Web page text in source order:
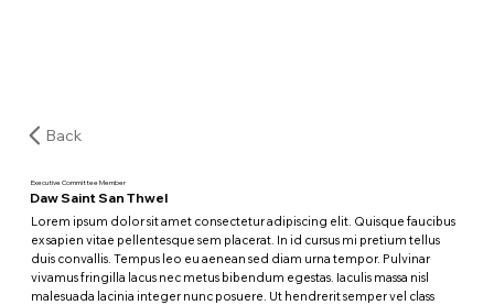
Back
Executive Committee Member
Daw Saint San Thwel
Lorem ipsum dolor sit amet consectetur adipiscing elit. Quisque faucibus
ex sapien vitae pellentesque sem placerat. In id cursus mi pretium tellus
duis convallis. Tempus leo eu aenean sed diam urna tempor. Pulvinar
vivamus fringilla lacus nec metus bibendum egestas. Iaculis massa nisl
malesuada lacinia integer nunc posuere. Ut hendrerit semper vel class